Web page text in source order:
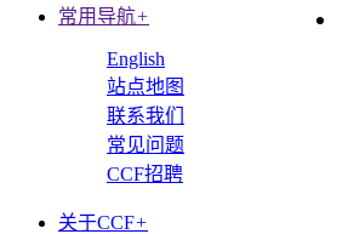
常用导航+
English
站点地图
联系我们
常见问题
CCF招聘
关于CCF+